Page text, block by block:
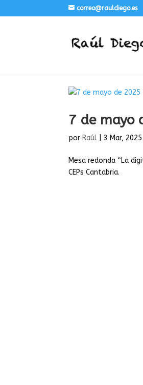
correo@rauldiego.es
7 de mayo
por Raúl |3 Mar, 2025
Mesa redonda “La
CEPs Cantabria.